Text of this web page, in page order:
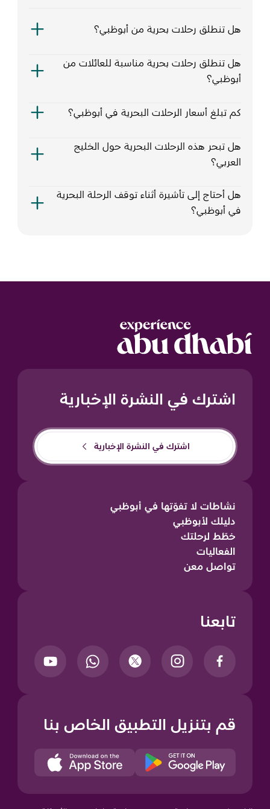
هل تنطلق رحلات بحرية من أبوظبي؟
هل تنطلق رحلات بحرية مناسبة للعائلات من
أبوظبي؟
كم تبلغ أسعار الرحلات البحرية في أبوظبي؟
هل تبحر هذه الرحلات البحرية حول الخليج
العربي؟
هل أحتاج إلى تأشيرة أثناء توقف الرحلة البحرية
في أبوظبي؟
اشترك في النشرة الإخبارية
اشترك في النشرة الإخبارية
نشاطات لا تفوّتها في أبوظبي
دليلك لأبوظبي
خطّط لرحلتك
الفعاليات
تواصل معن
تابعنا
قم بتنزيل التطبيق الخاص بنا